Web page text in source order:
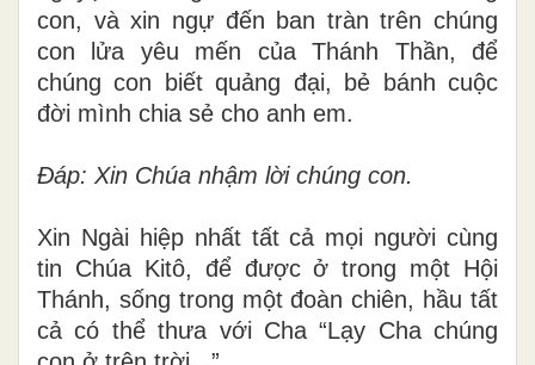
con, và xin ngự đến ban tràn trên chúng
con lửa yêu mến của Thánh Thần, để
chúng con biết quảng đại, bẻ bánh cuộc
đời mình chia sẻ cho anh em.
Đáp: Xin Chúa nhậm lời chúng con.
Xin Ngài hiệp nhất tất cả mọi người cùng
tin Chúa Kitô, để được ở trong một Hội
Thánh, sống trong một đoàn chiên, hầu tất
cả có thể thưa với Cha “Lạy Cha chúng